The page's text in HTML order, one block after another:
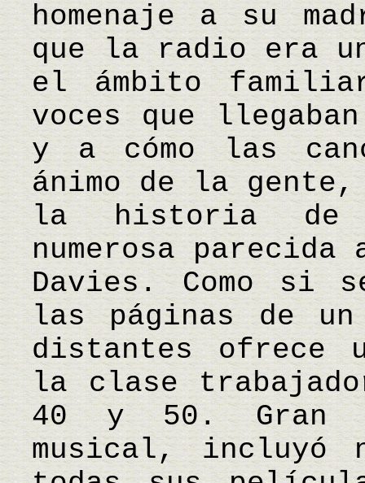
homenaje a su
que la radio era
el ámbito
voces que
y a cómo las
ánimo de la gente,
la historia de
numerosa
Davies. Como si
las páginas de
distantes ofrece
la clase
40 y 50. Gran
musical, incluyó